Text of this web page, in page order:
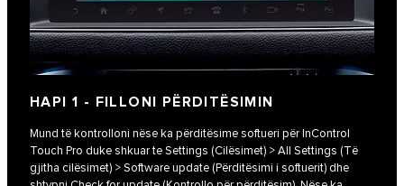
HAPI 1 - FILLONI PËRDITËSIMIN
Mund të kontrolloni nëse ka përditësime softueri për InControl
Touch Pro duke shkuar te Settings (Cilësimet) > All Settings (Të
gjitha cilësimet) > Software update (Përditësimi i softuerit) dhe